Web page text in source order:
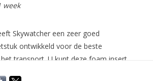
week
Skywatcher een zeer goed
ontwikkeld voor de beste
transport. U kunt deze foam insert